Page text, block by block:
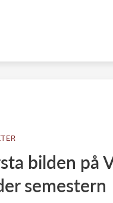
bilden på
semestern